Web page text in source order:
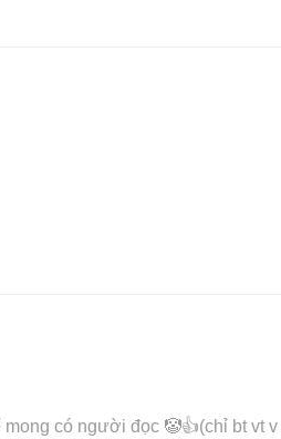
có người đọc 🤡👍(chỉ bt vt